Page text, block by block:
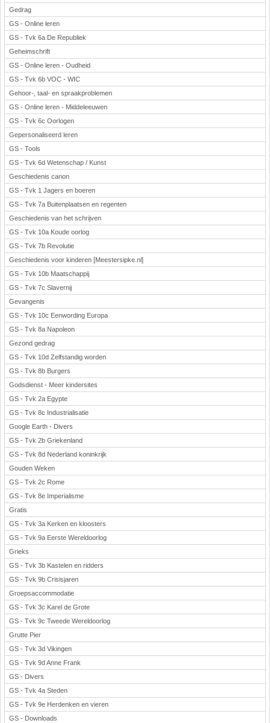
Gedrag
GS - Online leren
GS - Tvk 6a De Republiek
Geheimschrift
GS - Online leren - Oudheid
GS - Tvk 6b VOC - WIC
Gehoor-, taal- en spraakproblemen
GS - Online leren - Middeleeuwen
GS - Tvk 6c Oorlogen
Gepersonaliseerd leren
GS - Tools
GS - Tvk 6d Wetenschap / Kunst
Geschiedenis canon
GS - Tvk 1 Jagers en boeren
GS - Tvk 7a Buitenplaatsen en regenten
Geschiedenis van het schrijven
GS - Tvk 10a Koude oorlog
GS - Tvk 7b Revolutie
Geschiedenis voor kinderen [Meestersipke.nl]
GS - Tvk 10b Maatschappij
GS - Tvk 7c Slavernij
Gevangenis
GS - Tvk 10c Eenwording Europa
GS - Tvk 8a Napoleon
Gezond gedrag
GS - Tvk 10d Zelfstandig worden
GS - Tvk 8b Burgers
Godsdienst - Meer kindersites
GS - Tvk 2a Egypte
GS - Tvk 8c Industrialisatie
Google Earth - Divers
GS - Tvk 2b Griekenland
GS - Tvk 8d Nederland koninkrijk
Gouden Weken
GS - Tvk 2c Rome
GS - Tvk 8e Imperialisme
Gratis
GS - Tvk 3a Kerken en kloosters
GS - Tvk 9a Eerste Wereldoorlog
Grieks
GS - Tvk 3b Kastelen en ridders
GS - Tvk 9b Crisisjaren
Groepsaccommodatie
GS - Tvk 3c Karel de Grote
GS - Tvk 9c Tweede Wereldoorlog
Grutte Pier
GS - Tvk 3d Vikingen
GS - Tvk 9d Anne Frank
GS - Divers
GS - Tvk 4a Steden
GS - Tvk 9e Herdenken en vieren
GS - Downloads